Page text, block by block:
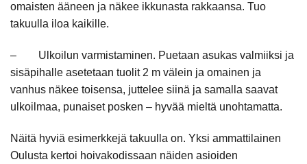
omaisten ääneen ja näkee ikkunasta rakkaansa. Tuo
takuulla iloa kaikille.
– Ulkoilun varmistaminen. Puetaan asukas valmiiksi ja
sisäpihalle asetetaan tuolit 2 m välein ja omainen ja
vanhus näkee toisensa, juttelee siinä ja samalla saavat
ulkoilmaa, punaiset posken – hyvää mieltä unohtamatta.
Näitä hyviä esimerkkejä takuulla on. Yksi ammattilainen
Oulusta kertoi hoivakodissaan näiden asioiden